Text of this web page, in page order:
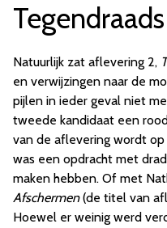
Tegendraads
Natuurlijk zat aflevering 2,
en verwijzingen naar de
pijlen in ieder geval niet
tweede kandidaat een
van de aflevering wordt
was een opdracht met
maken hebben. Of met
Afschermen(de titel van
Hoewel er weinig werd